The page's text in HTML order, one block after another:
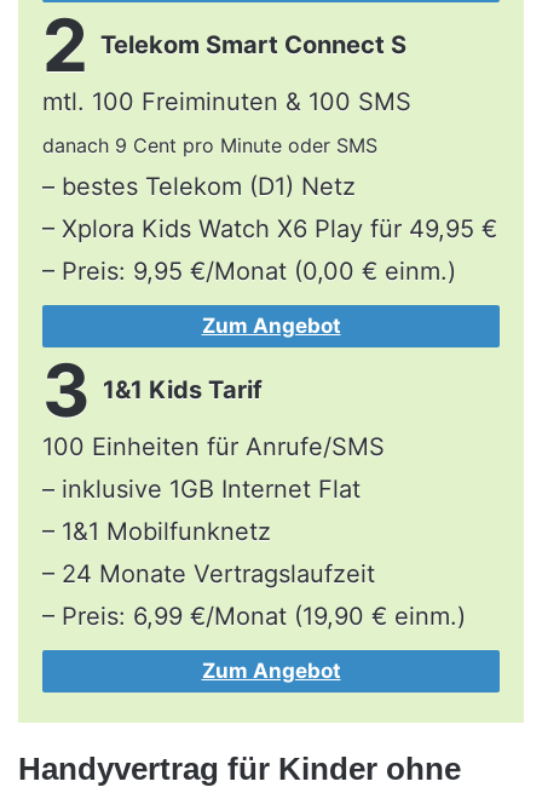
2 Telekom Smart Connect S
mtl. 100 Freiminuten & 100 SMS
danach 9 Cent pro Minute oder SMS
– bestes Telekom (D1) Netz
– Xplora Kids Watch X6 Play für 49,95 €
– Preis: 9,95 €/Monat (0,00 € einm.)
Zum Angebot
3 1&1 Kids Tarif
100 Einheiten für Anrufe/SMS
– inklusive 1GB Internet Flat
– 1&1 Mobilfunknetz
– 24 Monate Vertragslaufzeit
– Preis: 6,99 €/Monat (19,90 € einm.)
Zum Angebot
Handyvertrag für Kinder ohne